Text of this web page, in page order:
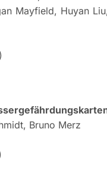
Mayfield, Huyan
Bruno Merz